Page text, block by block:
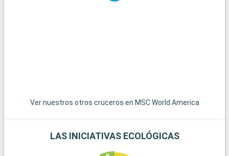
Unidos, es accesible por una carretera panorámica y ofrece
Ver nuestros otros cruceros en MSC World America
LAS INICIATIVAS ECOLÓGICAS